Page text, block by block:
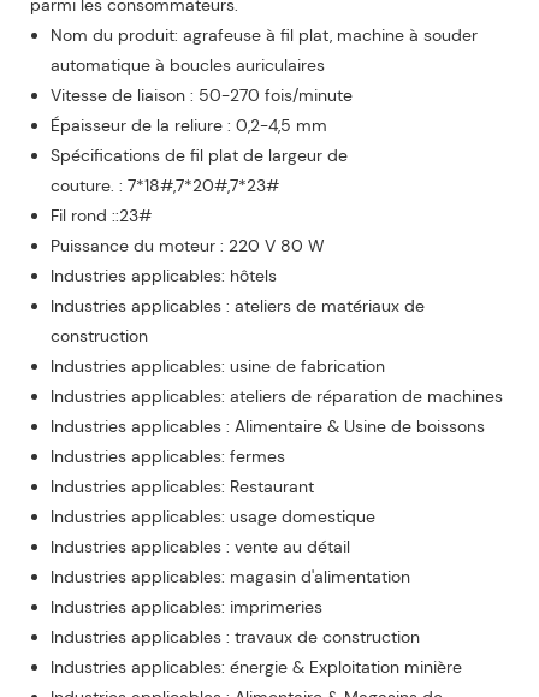
parmi les consommateurs.
Nom du produit: agrafeuse à fil plat, machine à souder
automatique à boucles auriculaires
Vitesse de liaison : 50-270 fois/minute
Épaisseur de la reliure : 0,2-4,5 mm
Spécifications de fil plat de largeur de
couture. : 7*18#,7*20#,7*23#
Fil rond ::23#
Puissance du moteur : 220 V 80 W
Industries applicables: hôtels
Industries applicables : ateliers de matériaux de
construction
Industries applicables: usine de fabrication
Industries applicables: ateliers de réparation de machines
Industries applicables : Alimentaire & Usine de boissons
Industries applicables: fermes
Industries applicables: Restaurant
Industries applicables: usage domestique
Industries applicables : vente au détail
Industries applicables: magasin d'alimentation
Industries applicables: imprimeries
Industries applicables : travaux de construction
Industries applicables: énergie & Exploitation minière